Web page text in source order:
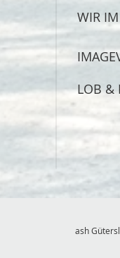
WIR
LOB &
ash